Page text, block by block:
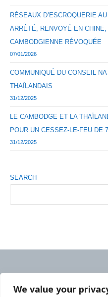
We value your
RÉSEAUX D’ESCROQUERIE
ARRÊTÉ, RENVOYÉ EN
CAMBODGIENNE RÉVOQUÉE
07/01/2026
COMMUNIQUÉ DU CONSEIL
THAÏLANDAIS
31/12/2025
LE CAMBODGE ET LA
POUR UN CESSEZ-LE-FEU DE
31/12/2025
SEARCH